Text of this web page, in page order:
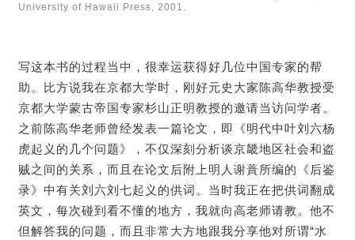
University of Hawaii Press, 2001.
写这本书的过程当中，很幸运获得好几位中国专家的帮
助。比方说我在京都大学时，刚好元史大家陈高华教授受
京都大学蒙古帝国专家杉山正明教授的邀请当访问学者。
之前陈高华老师曾经发表一篇论文，即《明代中叶刘六杨
虎起义的几个问题》，不仅深刻分析谈京畿地区社会和盗
贼之间的关系，而且在论文后附上明人谢蕡所编的《后鉴
录》中有关刘六刘七起义的供词。当时我正在把供词翻成
英文，每次碰到看不懂的地方，我就向高老师请教。他不
但解答我的问题，而且非常大方地跟我分享他对所谓“水